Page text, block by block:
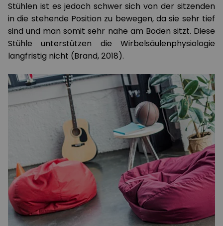
Stühlen ist es jedoch schwer sich von der sitzenden
in die stehende Position zu bewegen, da sie sehr tief
sind und man somit sehr nahe am Boden sitzt. Diese
Stühle unterstützen die Wirbelsäulenphysiologie
langfristig nicht (Brand, 2018).